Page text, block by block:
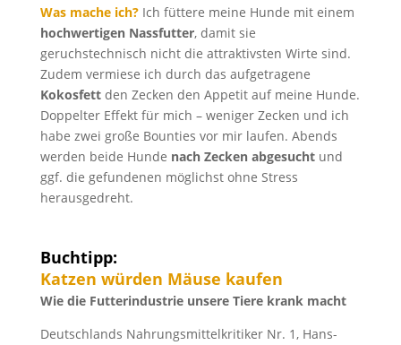
Was mache ich?Ich füttere meine Hunde mit einem
hochwertigen Nassfutter, damit sie
geruchstechnisch nicht die attraktivsten Wirte sind.
Zudem vermiese ich durch das aufgetragene
Kokosfett den Zecken den Appetit auf meine Hunde.
Doppelter Effekt für mich – weniger Zecken und ich
habe zwei große Bounties vor mir laufen. Abends
werden beide Hunde nach Zecken abgesuchtund
ggf. die gefundenen möglichst ohne Stress
herausgedreht.
Buchtipp:
Katzen würden Mäuse kaufen
Wie die Futterindustrie unsere Tiere krank macht
Deutschlands Nahrungsmittelkritiker Nr. 1, Hans-